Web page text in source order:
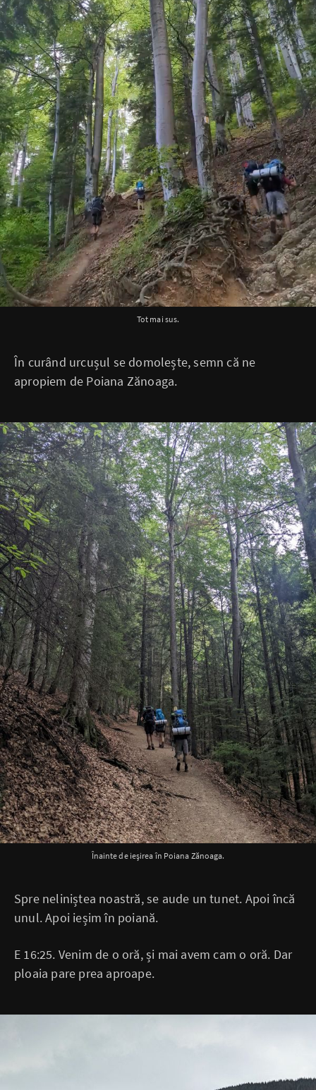
Tot mai sus.
În curând urcușul se domolește, semn că ne
apropiem de Poiana Zănoaga.
Înainte de ieșirea în Poiana Zănoaga.
Spre neliniștea noastră, se aude un tunet. Apoi încă
unul. Apoi ieșim în poiană.
E 16:25. Venim de o oră, și mai avem cam o oră. Dar
ploaia pare prea aproape.